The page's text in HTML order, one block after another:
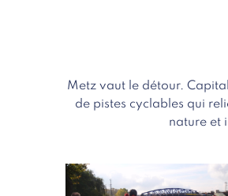
Metz vaut le détour.
de pistes cyclables qui
nature et